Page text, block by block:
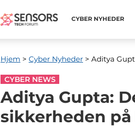
CYBER ​​NYHEDER
Hjem > Cyber ​​Nyheder > Aditya
CYBER NEWS
Aditya Gupta:
sikkerheden på